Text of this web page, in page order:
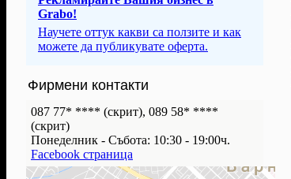
Grabo!
Научете оттук какви са ползите и как
можете да публикувате оферта.
Фирмени контакти
087 77* **** (скрит), 089 58* ****
(скрит)
Понеделник - Събота: 10:30 - 19:00ч.
Facebook страница